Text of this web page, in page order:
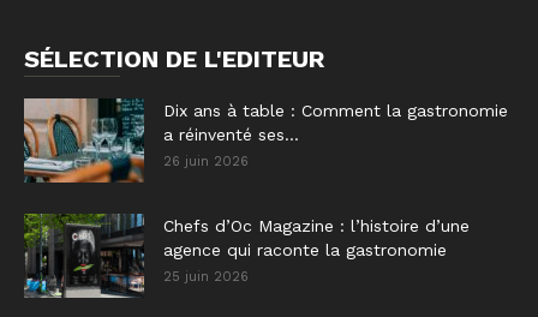
SÉLECTION DE L'EDITEUR
Dix ans à table : Comment la gastronomie
a réinventé ses...
26 juin 2026
Chefs d’Oc Magazine : l’histoire d’une
agence qui raconte la gastronomie
25 juin 2026